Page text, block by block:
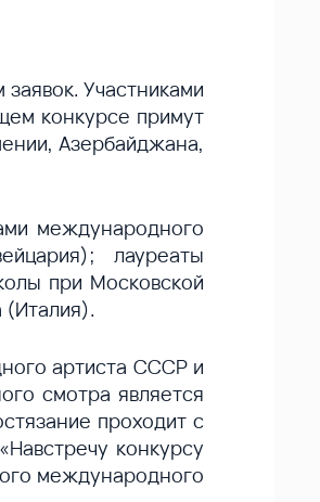
Участниками
конкурсе примут
Азербайджана,
международного
лауреаты
при Московской
(Италия).
артиста СССР и
смотра является
проходит с
конкурсу
международного